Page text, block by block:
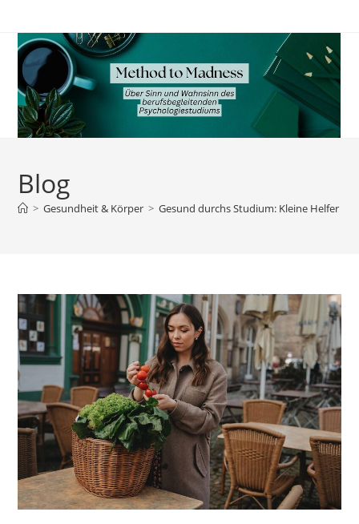
Inhalt
springen
Blog
> Gesundheit & Körper > Gesund durchs Studium: Kleine Helfer